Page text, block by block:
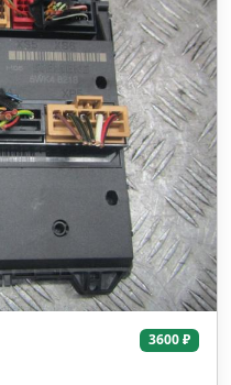
3600 ₽